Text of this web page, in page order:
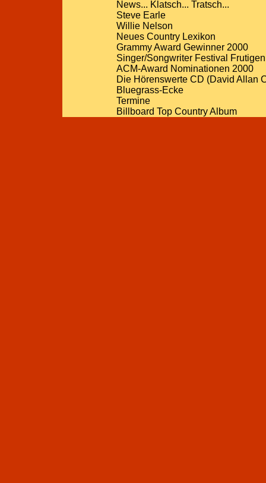
News... Klatsch... Tratsch...
Steve Earle
Willie Nelson
Neues Country Lexikon
Grammy Award Gewinner 2000
Singer/Songwriter Festival Frutigen
ACM-Award Nominationen 2000
Die Hörenswerte CD (David Allan
Bluegrass-Ecke
Termine
Billboard Top Country Album